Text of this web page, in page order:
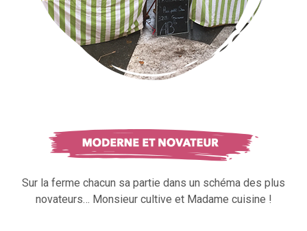
Sur la ferme chacun sa partie dans un schéma des plus
novateurs… Monsieur cultive et Madame cuisine !